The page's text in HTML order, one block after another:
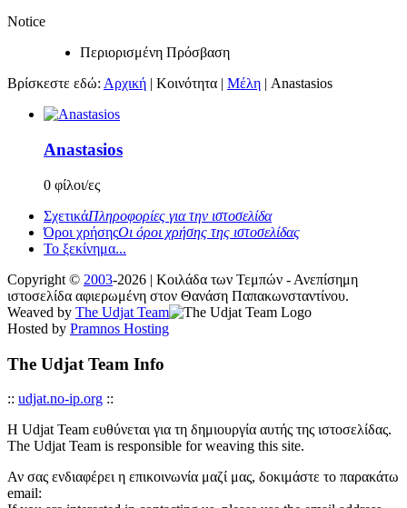
Notice
Περιορισμένη Πρόσβαση
Βρίσκεστε εδώ: Αρχική | Κοινότητα | Μέλη | Anastasios
Anastasios
0 φίλοι/ες
ΣχετικάΠληροφορίες για την ιστοσελίδα
Όροι χρήσηςΟι όροι χρήσης της ιστοσελίδας
Το ξεκίνημα...
Copyright © 2003-2026 | Κοιλάδα των Τεμπών - Ανεπίσημη
ιστοσελίδα αφιερωμένη στον Θανάση Παπακωνσταντίνου.
Weaved by The Udjat Team
Hosted by Pramnos Hosting
The Udjat Team Info
:: udjat.no-ip.org ::
Η Udjat Team ευθύνεται για τη δημιουργία αυτής της ιστοσελίδας.
The Udjat Team is responsible for weaving this site.
Αν σας ενδιαφέρει η επικοινωνία μαζί μας, δοκιμάστε το παρακάτω
email: